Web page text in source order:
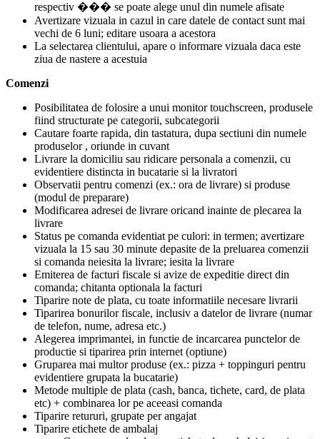
respectiv ��� se poate alege unul din numele afisate
Avertizare vizuala in cazul in care datele de contact sunt mai
vechi de 6 luni; editare usoara a acestora
La selectarea clientului, apare o informare vizuala daca este
ziua de nastere a acestuia
Comenzi
Posibilitatea de folosire a unui monitor touchscreen, produsele
fiind structurate pe categorii, subcategorii
Cautare foarte rapida, din tastatura, dupa sectiuni din numele
produselor , oriunde in cuvant
Livrare la domiciliu sau ridicare personala a comenzii, cu
evidentiere distincta in bucatarie si la livratori
Observatii pentru comenzi (ex.: ora de livrare) si produse
(modul de preparare)
Modificarea adresei de livrare oricand inainte de plecarea la
livrare
Status pe comanda evidentiat pe culori: in termen; avertizare
vizuala la 15 sau 30 minute depasite de la preluarea comenzii
si comanda neiesita la livrare; iesita la livrare
Emiterea de facturi fiscale si avize de expeditie direct din
comanda; chitanta optionala la facturi
Tiparire note de plata, cu toate informatiile necesare livrarii
Tiparirea bonurilor fiscale, inclusiv a datelor de livrare (numar
de telefon, nume, adresa etc.)
Alegerea imprimantei, in functie de incarcarea punctelor de
productie si tiparirea prin internet (optiune)
Gruparea mai multor produse (ex.: pizza + toppinguri pentru
evidentiere grupata la bucatarie)
Metode multiple de plata (cash, banca, tichete, card, de plata
etc) + combinarea lor pe aceeasi comanda
Tiparire retururi, grupate per angajat
Tiparire etichete de ambalaj